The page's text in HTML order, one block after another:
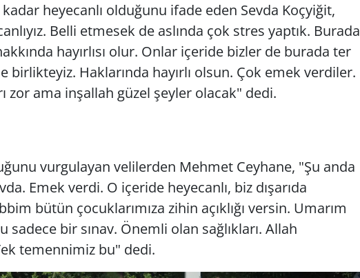
heyecanlı olduğunu ifade eden Sevda Koçyiğit,
Belli etmesek de aslında çok stres yaptık. Burada
hayırlısı olur. Onlar içeride bizler de burada ter
birlikteyiz. Haklarında hayırlı olsun. Çok emek verdiler.
zor ama inşallah güzel şeyler olacak" dedi.
vurgulayan velilerden Mehmet Ceyhane, "Şu anda
Emek verdi. O içeride heyecanlı, biz dışarıda
bütün çocuklarımıza zihin açıklığı versin. Umarım
sadece bir sınav. Önemli olan sağlıkları. Allah
temennimiz bu" dedi.